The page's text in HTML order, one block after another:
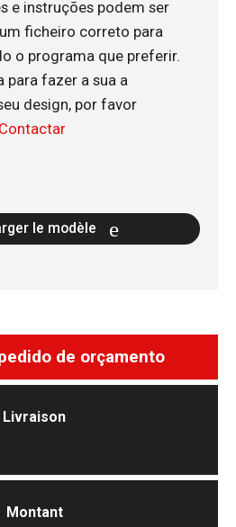
e instruções podem ser
ficheiro correto para
o programa que preferir.
para fazer a sua a
design, por favor
Contactar
le modèle
de orçamento
Livraison
Montant